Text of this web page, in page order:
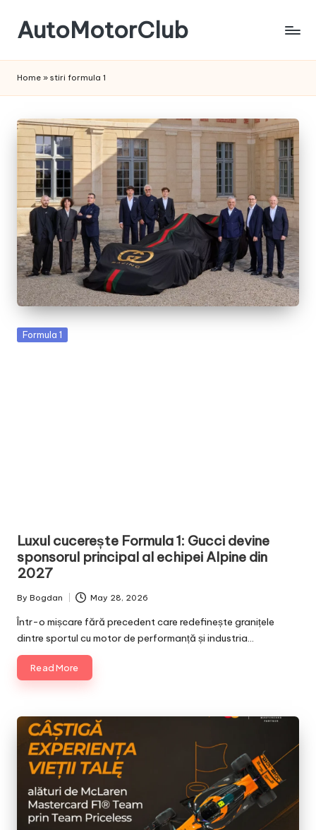
Skip
content
AutoMotorClub
masini
pasionatii
de
masini
Home » stiri formula 1
Posted
Formula 1
Luxul cucerește Formula 1: Gucci devine
sponsorul principal al echipei Alpine din
2027
Posted
by
By Bogdan May 28, 2026
Într-o mișcare fără precedent care redefinește granițele
dintre sportul cu motor de performanță și industria…
Read More